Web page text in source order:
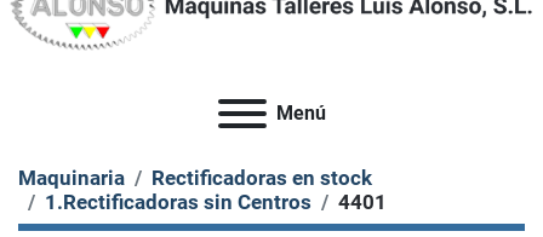
Menú
Maquinaria
Rectificadoras en stock
1.Rectificadoras sin Centros
4401